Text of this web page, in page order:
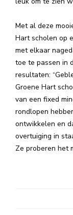
Met al deze
Hart scholen op
met elkaar
toe te passen in
resultaten:
Groene Hart
van een fixed
rondlopen
ontwikkelen en
overtuiging in
Ze proberen het